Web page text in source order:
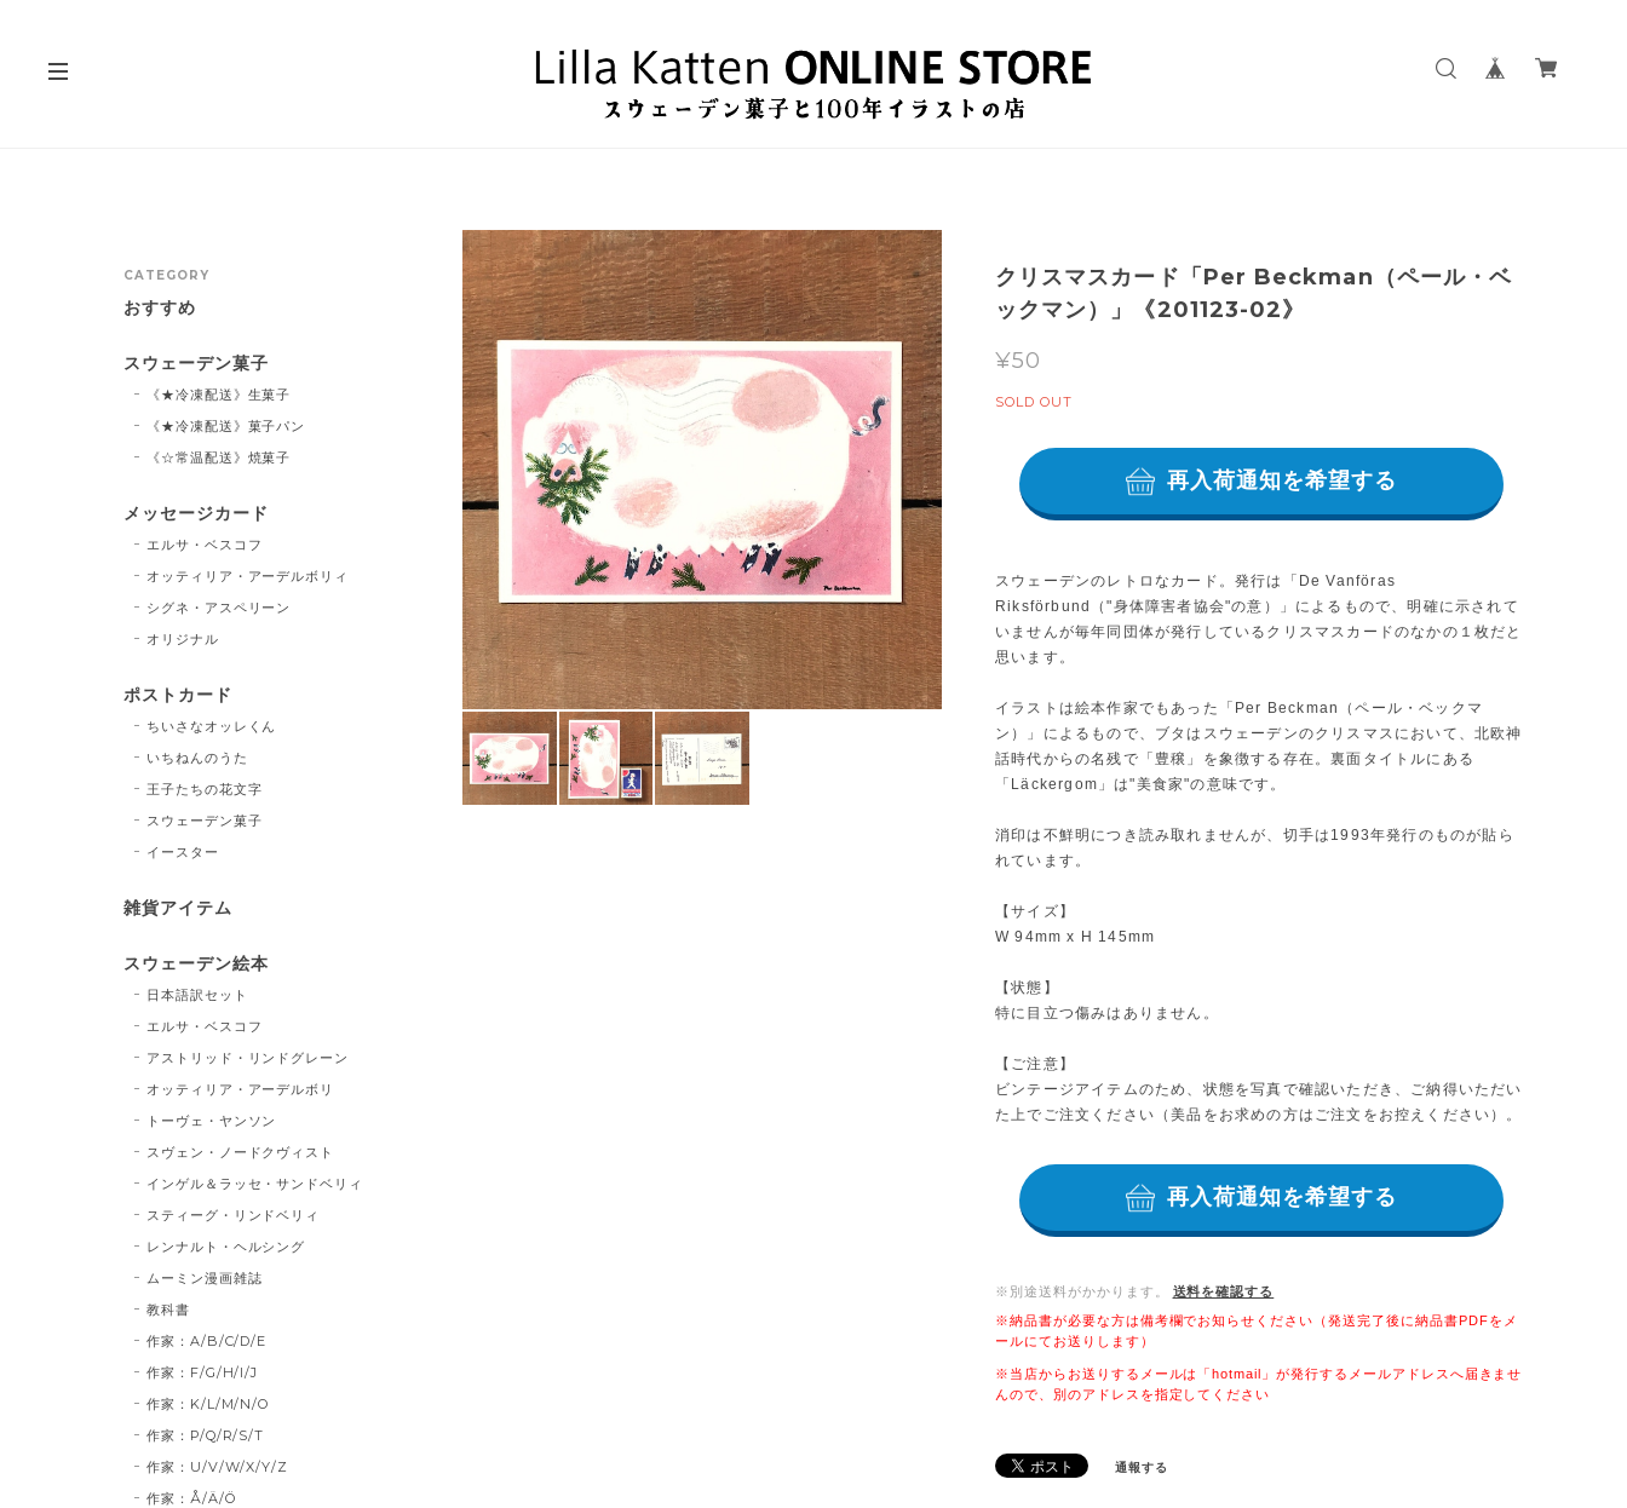
クリスマスカード「Per Beckman（ペール・ベ
ックマン）」《201123-02》
¥50
SOLD OUT
再入荷通知を希望する
スウェーデンのレトロなカード。発行は「De Vanföras
Riksförbund（"身体障害者協会"の意）」によるもので、明確に示されて
いませんが毎年同団体が発行しているクリスマスカードのなかの１枚だと
思います。
イラストは絵本作家でもあった「Per Beckman（ペール・ベックマ
ン）」によるもので、ブタはスウェーデンのクリスマスにおいて、北欧神
話時代からの名残で「豊穣」を象徴する存在。裏面タイトルにある
「Läckergom」は"美食家"の意味です。
消印は不鮮明につき読み取れませんが、切手は1993年発行のものが貼ら
れています。
【サイズ】
W 94mm x H 145mm
【状態】
特に目立つ傷みはありません。
【ご注意】
ビンテージアイテムのため、状態を写真で確認いただき、ご納得いただい
た上でご注文ください（美品をお求めの方はご注文をお控えください）。
再入荷通知を希望する
※別途送料がかかります。
送料を確認する
※納品書が必要な方は備考欄でお知らせください（発送完了後に納品書PDFをメ
ールにてお送りします）
※当店からお送りするメールは「hotmail」が発行するメールアドレスへ届きませ
んので、別のアドレスを指定してください
通報する
CATEGORY
おすすめ
スウェーデン菓子
《★冷凍配送》生菓子
《★冷凍配送》菓子パン
《☆常温配送》焼菓子
メッセージカード
エルサ・ベスコフ
オッティリア・アーデルボリィ
シグネ・アスペリーン
オリジナル
ポストカード
ちいさなオッレくん
いちねんのうた
王子たちの花文字
スウェーデン菓子
イースター
雑貨アイテム
スウェーデン絵本
日本語訳セット
エルサ・ベスコフ
アストリッド・リンドグレーン
オッティリア・アーデルボリ
トーヴェ・ヤンソン
スヴェン・ノードクヴィスト
インゲル＆ラッセ・サンドベリィ
スティーグ・リンドベリィ
レンナルト・ヘルシング
ムーミン漫画雑誌
教科書
作家：A/B/C/D/E
作家：F/G/H/I/J
作家：K/L/M/N/O
作家：P/Q/R/S/T
作家：U/V/W/X/Y/Z
作家：Å/Ä/Ö